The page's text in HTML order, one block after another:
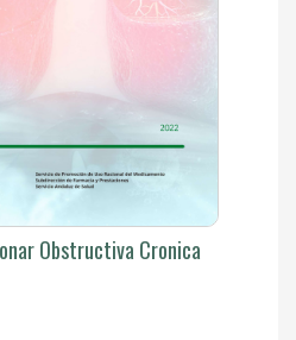
Obstructiva Cronica